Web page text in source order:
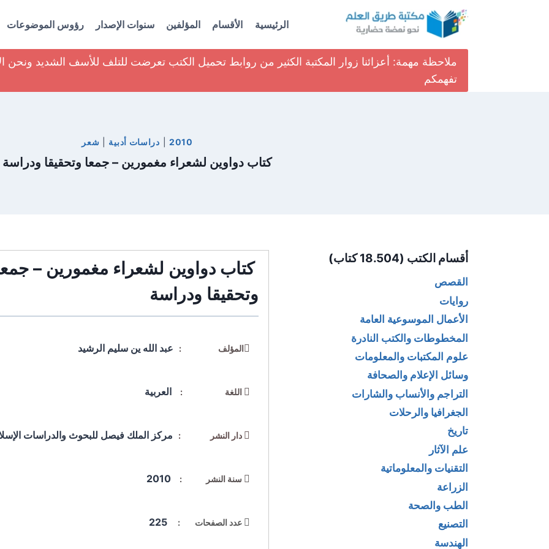
الرئيسية الأقسام المؤلفين سنوات الإصدار رؤوس الموضوعات
ملاحظة مهمة: أعزائنا زوار المكتبة الكثير من روابط تحميل الكتب تعرضت للتلف للأسف الشديد
تفهمكم
2010 دراسات أدبية شعر
كتاب دواوين لشعراء مغمورين – جمعا وتحقيقا ودراسة
كتاب دواوين لشعراء مغمورين –
وتحقيقا ودراسة
المؤلف : عبد الله ين سليم الرشيد
اللغة : العربية
دار النشر : مركز الملك فيصل للبحوث والدراسات
سنة النشر : 2010
عدد الصفحات : 225
أقسام الكتب (18.504 كتاب)
القصص
روايات
الأعمال الموسوعية العامة
المخطوطات والكتب النادرة
علوم المكتبات والمعلومات
وسائل الإعلام والصحافة
التراجم والأنساب والشارات
الجغرافيا والرحلات
تاريخ
علم الآثار
التقنيات والمعلوماتية
الزراعة
الطب والصحة
التصنيع
الهندسة